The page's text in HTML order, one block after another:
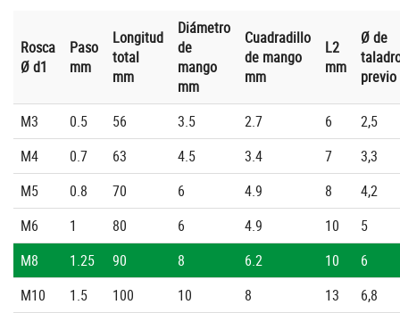
Rosca
Ø d1
Paso
mm
Longitud
total
mm
Diámetro
de
mango
mm
Cuadradillo
de mango
mm
L2
mm
Ø de
previo
M3 0.5 56 3.5 2.7 6
2,5
M4
0.7 63 4.5 3.4 7
3,3
M5
0.8 70 6 4.9 8
4,2
M6
1 80 6 4.9 10
5
M8
1.25 90 8 6.2 10
6
M10
1.5 100 10 8 13
6,8